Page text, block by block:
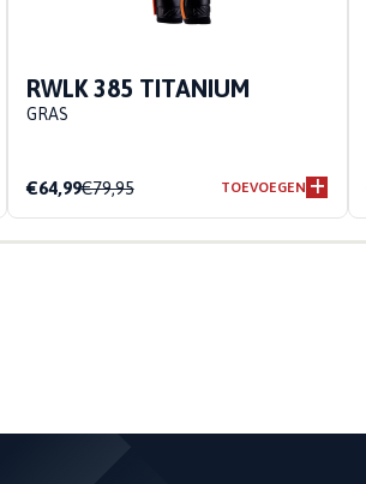
RWLK 385 TITANIUM
GRAS
€64,99€79,95 TOEVOEGEN